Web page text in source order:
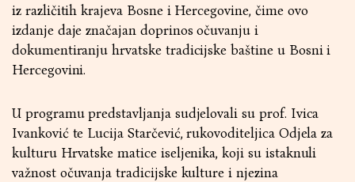
iz različitih krajeva Bosne i Hercegovine, čime ovo
izdanje daje značajan doprinos očuvanju i
dokumentiranju hrvatske tradicijske baštine u Bosni i
Hercegovini.
U programu predstavljanja sudjelovali su prof. Ivica
Ivanković te Lucija Starčević, rukovoditeljica Odjela za
kulturu Hrvatske matice iseljenika, koji su istaknuli
važnost očuvanja tradicijske kulture i njezina